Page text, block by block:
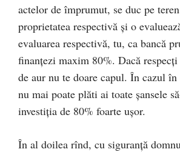
actelor de împrumut, se duc pe
proprietatea respectivă şi o
evaluarea respectivă, tu, ca bancă
finanţezi maxim 80%. Dacă respecţi
de aur nu te doare capul. În cazul
nu mai poate plăti ai toate şansele
investiţia de 80% foarte ușor.
În al doilea rînd, cu siguranță